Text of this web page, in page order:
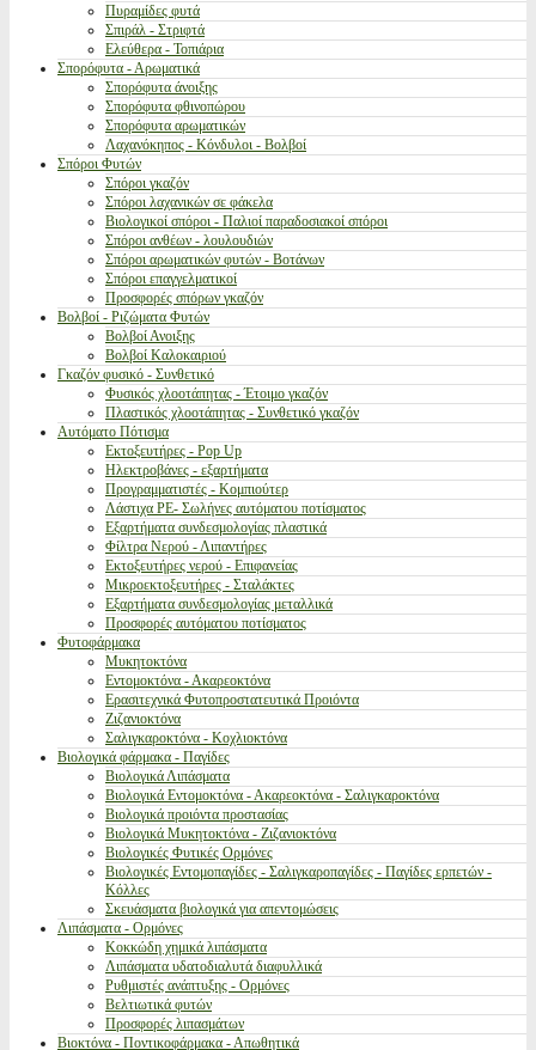
Πυραμίδες φυτά
Σπιράλ - Στριφτά
Ελεύθερα - Τοπιάρια
Σπορόφυτα - Αρωματικά
Σπορόφυτα άνοιξης
Σπορόφυτα φθινοπώρου
Σπορόφυτα αρωματικών
Λαχανόκηπος - Κόνδυλοι - Βολβοί
Σπόροι Φυτών
Σπόροι γκαζόν
Σπόροι λαχανικών σε φάκελα
Βιολογικοί σπόροι - Παλιοί παραδοσιακοί σπόροι
Σπόροι ανθέων - λουλουδιών
Σπόροι αρωματικών φυτών - Βοτάνων
Σπόροι επαγγελματικοί
Προσφορές σπόρων γκαζόν
Βολβοί - Ριζώματα Φυτών
Βολβοί Ανοιξης
Βολβοί Καλοκαιριού
Γκαζόν φυσικό - Συνθετικό
Φυσικός χλοοτάπητας - Έτοιμο γκαζόν
Πλαστικός χλοοτάπητας - Συνθετικό γκαζόν
Αυτόματο Πότισμα
Εκτοξευτήρες - Pop Up
Ηλεκτροβάνες - εξαρτήματα
Προγραμματιστές - Κομπιούτερ
Λάστιχα PE- Σωλήνες αυτόματου ποτίσματος
Εξαρτήματα συνδεσμολογίας πλαστικά
Φίλτρα Νερού - Λιπαντήρες
Εκτοξευτήρες νερού - Επιφανείας
Μικροεκτοξευτήρες - Σταλάκτες
Εξαρτήματα συνδεσμολογίας μεταλλικά
Προσφορές αυτόματου ποτίσματος
Φυτοφάρμακα
Μυκητοκτόνα
Εντομοκτόνα - Ακαρεοκτόνα
Ερασιτεχνικά Φυτοπροστατευτικά Προιόντα
Ζιζανιοκτόνα
Σαλιγκαροκτόνα - Κοχλιοκτόνα
Βιολογικά φάρμακα - Παγίδες
Βιολογικά Λιπάσματα
Βιολογικά Εντομοκτόνα - Ακαρεοκτόνα - Σαλιγκαροκτόνα
Βιολογικά προιόντα προστασίας
Βιολογικά Μυκητοκτόνα - Ζιζανιοκτόνα
Βιολογικές Φυτικές Ορμόνες
Βιολογικές Εντομοπαγίδες - Σαλιγκαροπαγίδες - Παγίδες ερπετών -
Κόλλες
Σκευάσματα βιολογικά για απεντομώσεις
Λιπάσματα - Ορμόνες
Κοκκώδη χημικά λιπάσματα
Λιπάσματα υδατοδιαλυτά διαφυλλικά
Ρυθμιστές ανάπτυξης - Ορμόνες
Βελτιωτικά φυτών
Προσφορές λιπασμάτων
Βιοκτόνα - Ποντικοφάρμακα - Απωθητικά